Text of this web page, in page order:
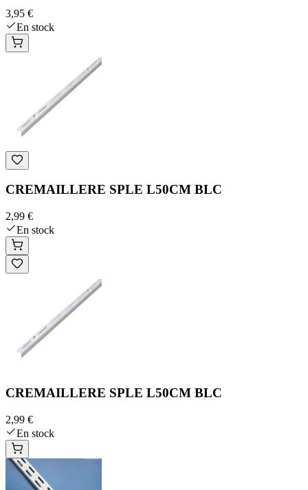
3,95 €
En stock
CREMAILLERE SPLE L50CM BLC
2,99 €
En stock
CREMAILLERE SPLE L50CM BLC
2,99 €
En stock